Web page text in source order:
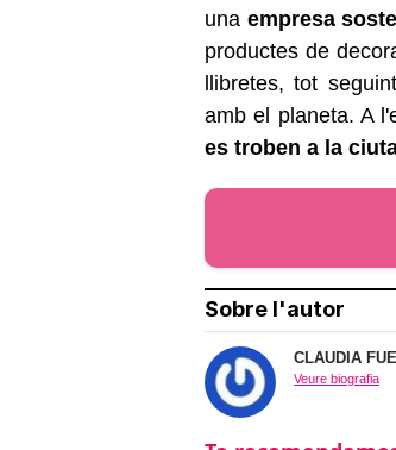
una empresa
productes de
llibretes, tot
amb el planeta. A
es troben a la
Sobre l'autor
CLAUDIA
Veure biografia